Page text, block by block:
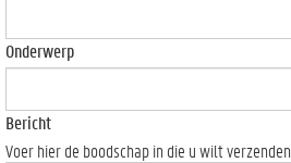
Onderwerp
Bericht
Voer hier de boodschap in die u wilt verzenden.